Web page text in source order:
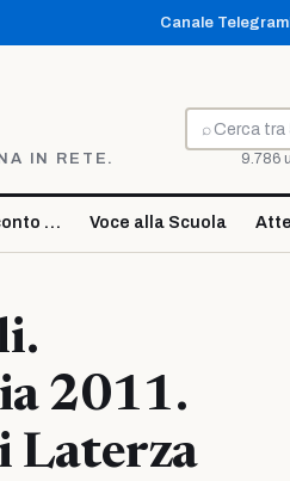
Canale Telegram
IN RETE.
⌕
Cerca
9.786
… Voce alla Scuola
2011.
Laterza